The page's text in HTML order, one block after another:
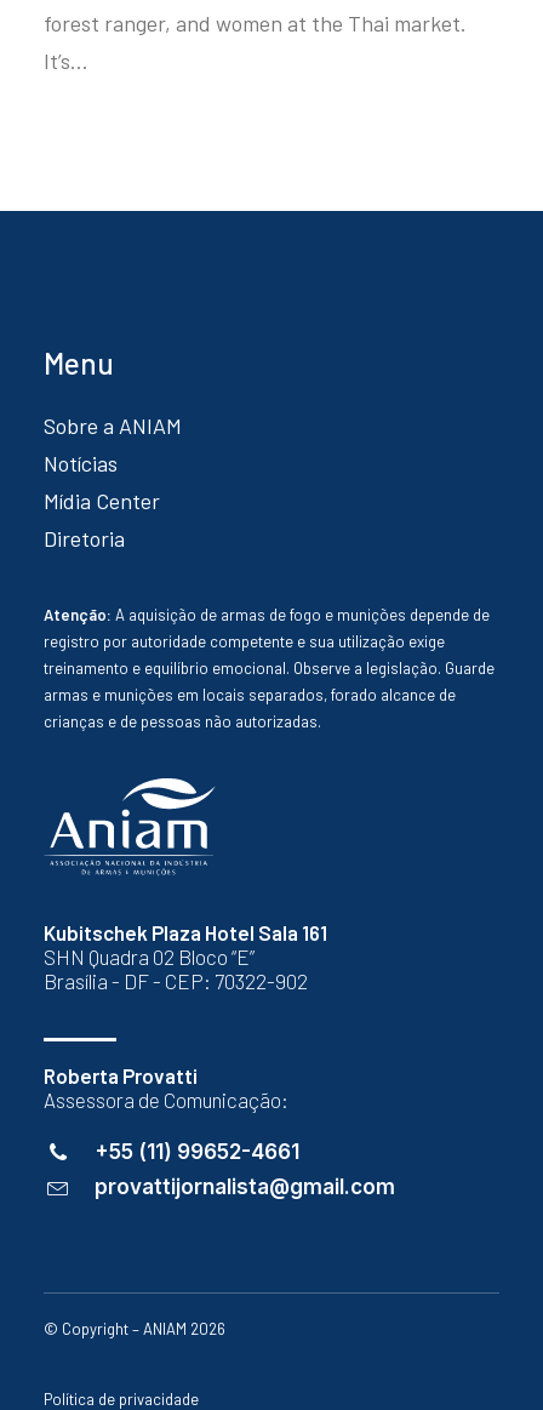
forest ranger, and women at the Thai market.
It’s…
Kubitschek Plaza Hotel Sala 161
SHN Quadra 02 Bloco “E”
Brasília - DF - CEP: 70322-902
Roberta Provatti
Assessora de Comunicação:
+55 (11) 99652-4661
provattijornalista@gmail.com
Menu
Sobre a ANIAM
Notícias
Mídia Center
Diretoria
Atenção: A aquisição de armas de fogo e munições depende de
registro por autoridade competente e sua utilização exige
treinamento e equilíbrio emocional. Observe a legislação. Guarde
armas e munições em locais separados, forado alcance de
crianças e de pessoas não autorizadas.
© Copyright – ANIAM 2026
Política de privacidade